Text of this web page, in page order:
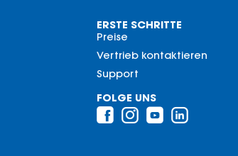
ERSTE SCHRITTE
Preise
Vertrieb kontaktieren
Support
FOLGE UNS